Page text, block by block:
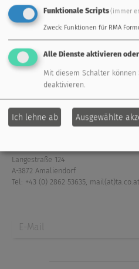
energy management
extension modules
sensors
Langestraße 124
A-3872 Amaliendorf
Tel: +43 (0) 2862 53635, mail(at)ta.co.at
Funktionale Scripts(immer
Zweck: Funktionen für RMA
Alle Dienste aktivieren
Mit diesem Schalter
deaktivieren.
Ich lehne ab Ausgewählte